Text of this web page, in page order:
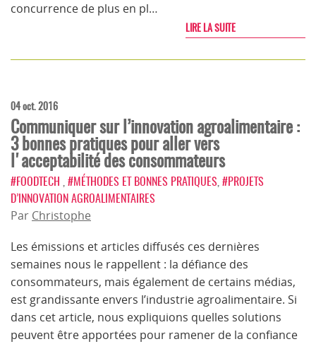
concurrence de plus en pl…
LIRE LA SUITE
04 oct. 2016
Communiquer sur l’innovation agroalimentaire :
3 bonnes pratiques pour aller vers
l'acceptabilité des consommateurs
#FOODTECH #MÉTHODES ET BONNES PRATIQUES #PROJETS
D’INNOVATION AGROALIMENTAIRES
Par Christophe
Les émissions et articles diffusés ces dernières
semaines nous le rappellent : la défiance des
consommateurs, mais également de certains médias,
est grandissante envers l’industrie agroalimentaire. Si
dans cet article, nous expliquions quelles solutions
peuvent être apportées pour ramener de la confiance